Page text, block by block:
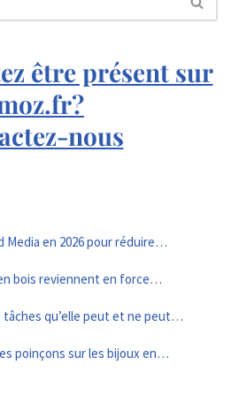
être présent sur
nous
Media en 2026 pour réduire…
bois reviennent en force…
tâches qu’elle peut et ne peut…
poinçons sur les bijoux en…